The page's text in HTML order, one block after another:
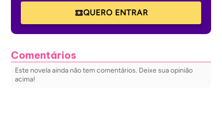
QUERO ENTRAR
Comentários
Este novela ainda não tem comentários. Deixe sua opinião
acima!